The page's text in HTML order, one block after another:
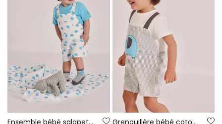
Ensemble bébé salopette imprimé coton Grenouillère bébé coton gris blanc